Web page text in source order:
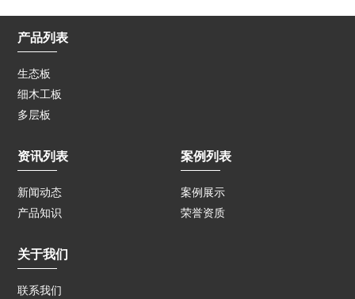
产品列表
生态板
细木工板
多层板
资讯列表
新闻动态
产品知识
案例列表
案例展示
荣誉资质
关于我们
联系我们